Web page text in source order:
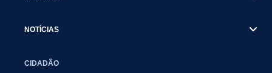
NOTÍCIAS
CIDADÃO